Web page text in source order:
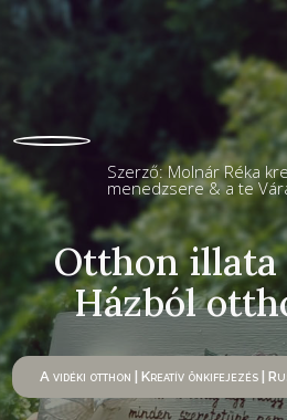
Szerző: Molnár Réka
menedzsere & a te
Otthon illata
Házból
A vidéki otthon |Kreatív önkifejezés |